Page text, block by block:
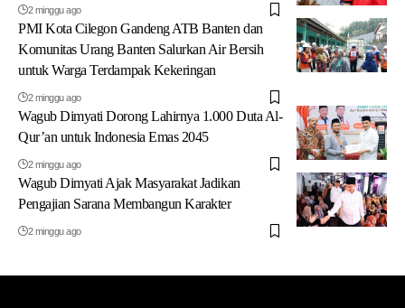
2 minggu ago
PMI Kota Cilegon Gandeng ATB Banten dan
Komunitas Urang Banten Salurkan Air Bersih
untuk Warga Terdampak Kekeringan
2 minggu ago
Wagub Dimyati Dorong Lahirnya 1.000 Duta Al-
Qur’an untuk Indonesia Emas 2045
2 minggu ago
Wagub Dimyati Ajak Masyarakat Jadikan
Pengajian Sarana Membangun Karakter
2 minggu ago